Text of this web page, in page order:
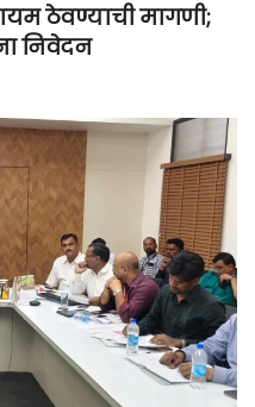
ठेवण्याची मागणी;
निवेदन